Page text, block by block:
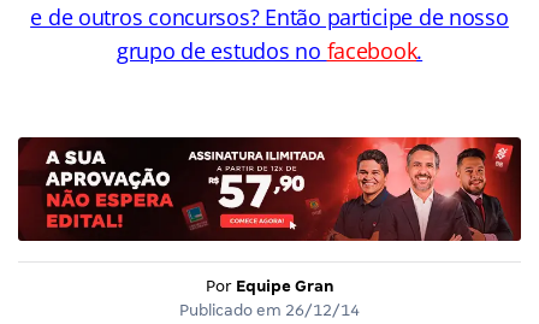
e de outros concursos? Então participe de nosso
grupo de estudos no facebook.
Por Equipe Gran
Publicado em 26/12/14